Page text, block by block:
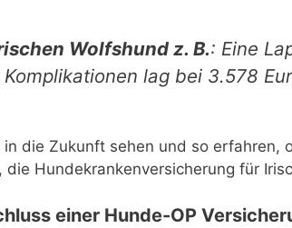
Wolfshund z. B.: Eine
lag bei 3.578
die Zukunft sehen und so
Hundekrankenversicherung für
einer Hunde-OP